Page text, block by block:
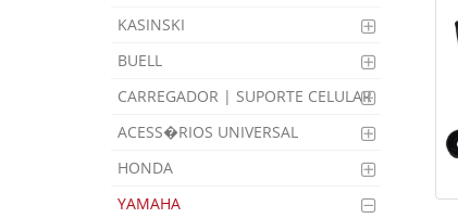
KASINSKI
BUELL
CARREGADOR | SUPORTE CELULAR
ACESS�RIOS UNIVERSAL
HONDA
YAMAHA